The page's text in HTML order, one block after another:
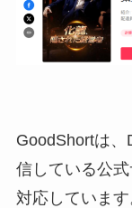
GoodShortは
信している公
対応していま